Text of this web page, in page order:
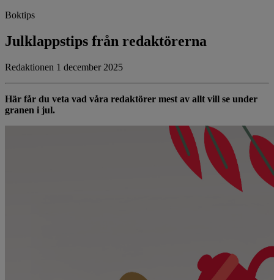
Boktips
Julklappstips från redaktörerna
Redaktionen 1 december 2025
Här får du veta vad våra redaktörer mest av allt vill se under
granen i jul.